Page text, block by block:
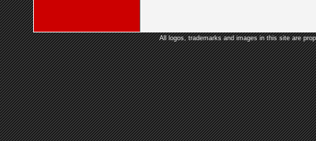
All logos, trademarks and images in this site are